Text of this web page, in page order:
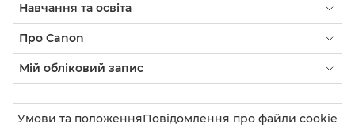
Навчання та освіта
Про Canon
Мій обліковий запис
Умови та положенняПовідомлення про файли cookie